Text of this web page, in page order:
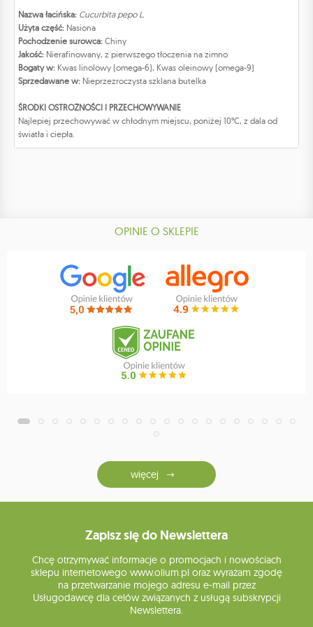
Nazwa łacińska: Cucurbita pepo L.
Użyta część: Nasiona
Pochodzenie surowca: Chiny
Jakość: Nierafinowany, z pierwszego tłoczenia na zimno
Bogaty w: Kwas linolowy (omega-6), Kwas oleinowy (omega-9)
Sprzedawane w: Nieprzezroczysta szklana butelka
ŚRODKI OSTROŻNOŚCI I PRZECHOWYWANIE
Najlepiej przechowywać w chłodnym miejscu, poniżej 10°C, z dala od
światła i ciepła.
OPINIE O SKLEPIE
więcej
Zapisz się do Newslettera
Chcę otrzymywać informacje o promocjach i nowościach
sklepu internetowego www.olium.pl oraz wyrażam zgodę
na przetwarzanie mojego adresu e-mail przez
Usługodawcę dla celów związanych z usługą subskrypcji
Newslettera.